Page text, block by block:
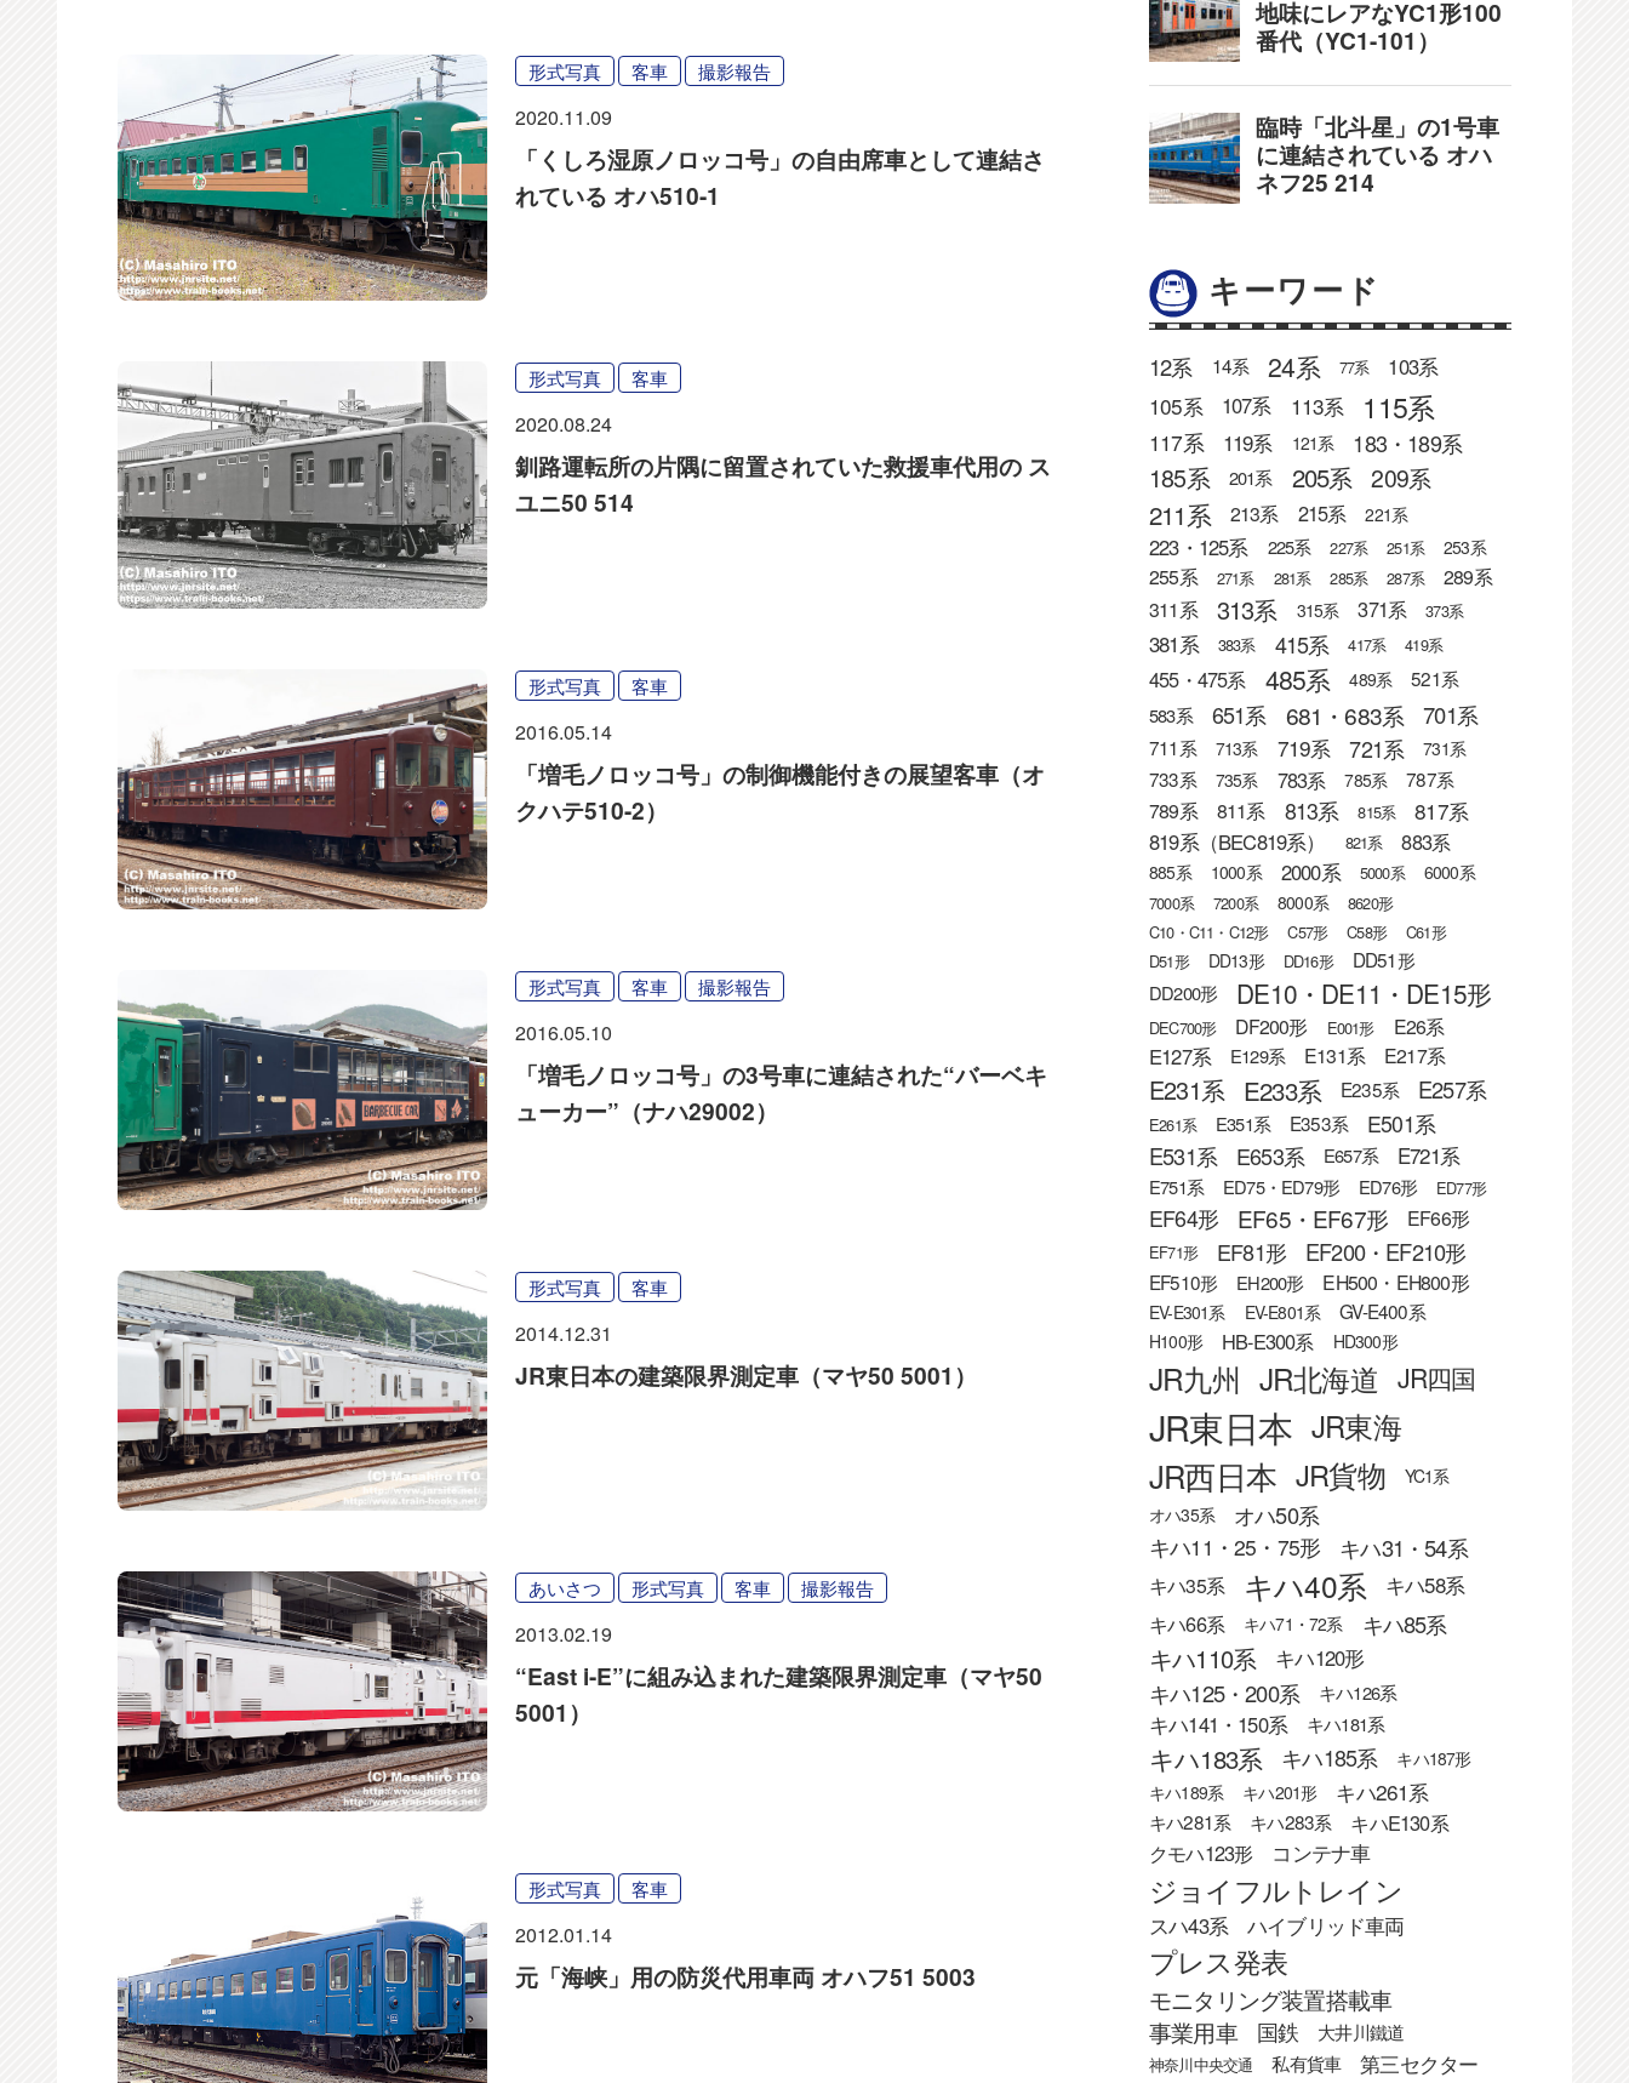
形式写真 客車 撮影報告
2020.11.09
「くしろ湿原ノロッコ号」の自由席車として連結さ
れている オハ510-1
形式写真 客車
2020.08.24
釧路運転所の片隅に留置されていた救援車代用の ス
ユニ50 514
形式写真 客車
2016.05.14
「増毛ノロッコ号」の制御機能付きの展望客車（オ
クハテ510-2）
形式写真 客車 撮影報告
2016.05.10
「増毛ノロッコ号」の3号車に連結された“バーベキ
ューカー”（ナハ29002）
形式写真 客車
2014.12.31
JR東日本の建築限界測定車（マヤ50 5001）
あいさつ 形式写真 客車 撮影報告
2013.02.19
“East i-E”に組み込まれた建築限界測定車（マヤ50
5001）
形式写真 客車
2012.01.14
元「海峡」用の防災代用車両 オハフ51 5003
キーワード
12系 14系 24系 77系 103系
105系 107系 113系 115系
117系 119系 121系 183・189系
185系 201系 205系 209系
211系 213系 215系 221系
223・125系 225系 227系 251系 253系
255系 271系 281系 285系 287系
289系
311系
313系 315系 371系 373系
381系 383系 415系 417系 419系
455・475系 485系 489系 521系
583系 651系 681・683系 701系
711系 713系 719系 721系 731系
733系 735系 783系 785系 787系
789系 811系 813系 815系 817系
819系（BEC819系） 821系 883系
885系 1000系 2000系 5000系 6000系
7000系 7200系 8000系
8620形
C10・C11・C12形
C57形 C58形
C61形
D51形
DD13形 DD16形 DD51形
DD200形 DE10・DE11・DE15形
DEC700形 DF200形 E001形 E26系
E127系 E129系 E131系 E217系
E231系 E233系 E235系 E257系
E261系 E351系 E353系 E501系
E531系 E653系 E657系 E721系
E751系 ED75・ED79形 ED76形 ED77形
EF64形 EF65・EF67形 EF66形
EF71形 EF81形 EF200・EF210形
EF510形 EH200形 EH500・EH800形
EV-E301系 EV-E801系 GV-E400系
H100形 HB-E300系 HD300形
JR九州 JR北海道 JR四国
JR東日本 JR東海
JR西日本 JR貨物
YC1系
オハ35系
オハ50系
キハ11・25・75形 キハ31・54系
キハ35系 キハ40系
キハ58系
キハ66系
キハ71・72系 キハ85系
キハ110系 キハ120形
キハ125・200系 キハ126系
キハ141・150系 キハ181系
キハ183系 キハ185系
キハ187形
キハ189系
キハ201形 キハ261系
キハ281系 キハ283系
キハE130系
クモハ123形
コンテナ車
ジョイフルトレイン
スハ43系 ハイブリッド車両
プレス発表
モニタリング装置搭載車
事業用車 国鉄 大井川鐵道
神奈川中央交通 私有貨車
第三セクター